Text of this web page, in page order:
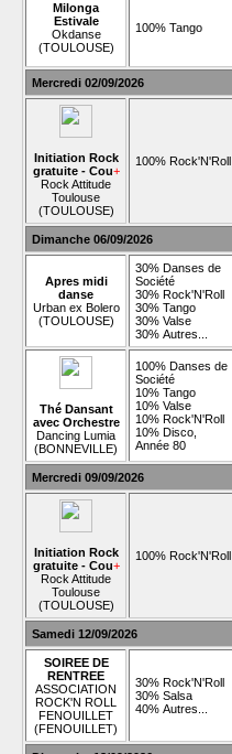
Milonga
Estivale
Okdanse
(TOULOUSE)
100% Tango
Mercredi 02/09/2026
Initiation Rock
gratuite - Cou+
Rock Attitude
Toulouse
(TOULOUSE)
100% Rock'N'Roll
Dimanche 06/09/2026
Apres midi
danse
Urban ex Bolero
(TOULOUSE)
30% Danses de
Société
30% Rock'N'Roll
30% Tango
30% Valse
30% Autres...
Thé Dansant
avec Orchestre
Dancing Lumia
(BONNEVILLE)
100% Danses de
Société
10% Tango
10% Valse
10% Rock'N'Roll
10% Disco,
Année 80
Mercredi 09/09/2026
Initiation Rock
gratuite - Cou+
Rock Attitude
Toulouse
(TOULOUSE)
100% Rock'N'Roll
Samedi 12/09/2026
SOIREE DE
RENTREE
ASSOCIATION
ROCK'N ROLL
FENOUILLET
(FENOUILLET)
30% Rock'N'Roll
30% Salsa
40% Autres...